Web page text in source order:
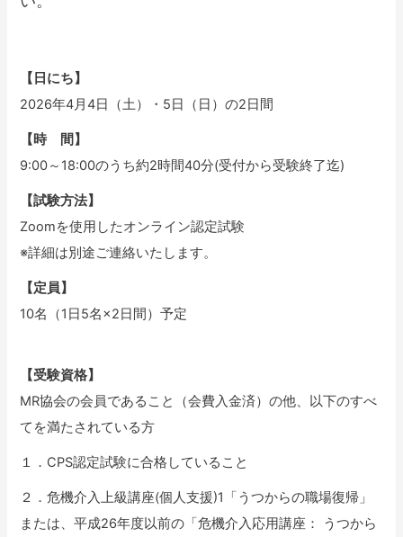
【日にち】
2026年4月4日（土）・5日（日）の2日間
【時 間】
9:00～18:00のうち約2時間40分(受付から受験終了迄)
【試験方法】
Zoomを使用したオンライン認定試験
※詳細は別途ご連絡いたします。
【定員】
10名（1日5名×2日間）予定
【受験資格】
MR協会の会員であること（会費入金済）の他、以下のすべ
てを満たされている方
１．CPS認定試験に合格していること
２．危機介入上級講座(個人支援)1「うつからの職場復帰」
または、平成26年度以前の「危機介入応用講座： うつから